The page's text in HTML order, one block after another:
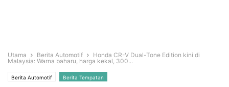
Utama Berita Automotif
Honda CR-V Dual-Tone Edition kini di
Malaysia: Warna baharu, harga kekal, 300...
Berita Automotif Berita Tempatan